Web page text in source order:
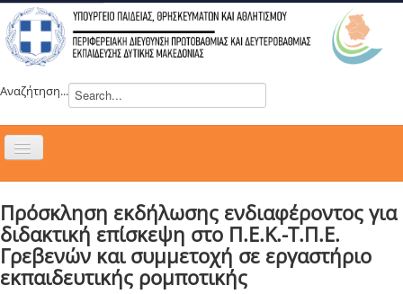
Αναζήτηση...
Εναλλαγή
ΝΕΑ
ΣΥΜΒΟΥΛΙΑ
ΕΥΡΩΠΑΪΚΑ ΠΡΟΓΡΑΜΜΑΤΑ
Πρόσκληση εκδήλωσης ενδιαφέροντος για
διδακτική επίσκεψη στο Π.Ε.Κ.-Τ.Π.Ε.
Γρεβενών και συμμετοχή σε εργαστήριο
εκπαιδευτικής ρομποτικής